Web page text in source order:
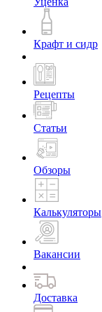
Крафт и сидр
Рецепты
Статьи
Обзоры
Калькуляторы
Вакансии
Доставка